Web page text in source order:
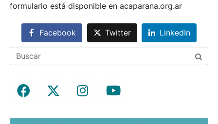
formulario está disponible en acaparana.org.ar
Facebook Twitter LinkedIn